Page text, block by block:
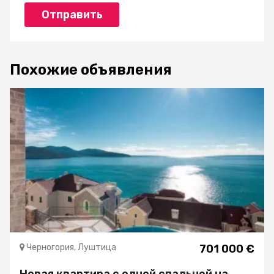
Отправить
Похожие объявления
701 000 €
Черногория, Луштица